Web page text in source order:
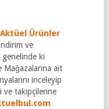
Aktüel Ürünler
ve
genelinde ki
Mağazalarına ait
inceleyip
ve takipçilerine